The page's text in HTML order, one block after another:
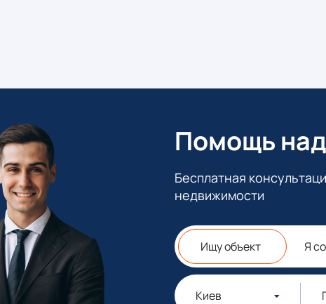
Помощь
Бесплатная
недвижимости
Ищу объект Я
Киев